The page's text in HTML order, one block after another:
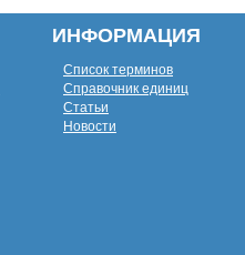
ИНФОРМАЦИЯ
Список терминов
Справочник единиц
Статьи
Новости